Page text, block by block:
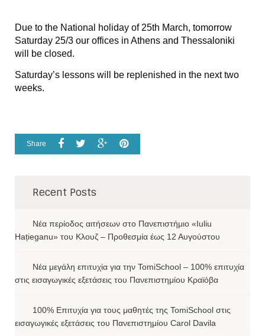
Due to the National holiday of 25th March, tomorrow
Saturday 25/3 our offices in Athens and Thessaloniki
will be closed.
Saturday’s lessons will be replenished in the next two
weeks.
Share
Recent Posts
Νέα περίοδος αιτήσεων στο Πανεπιστήμιο «Iuliu
Hațieganu» του Κλουζ – Προθεσμία έως 12 Αυγούστου
Νέα μεγάλη επιτυχία για την TomiSchool – 100% επιτυχία
στις εισαγωγικές εξετάσεις του Πανεπιστημίου Κραϊόβα
100% Επιτυχία για τους μαθητές της TomiSchool στις
εισαγωγικές εξετάσεις του Πανεπιστημίου Carol Davila